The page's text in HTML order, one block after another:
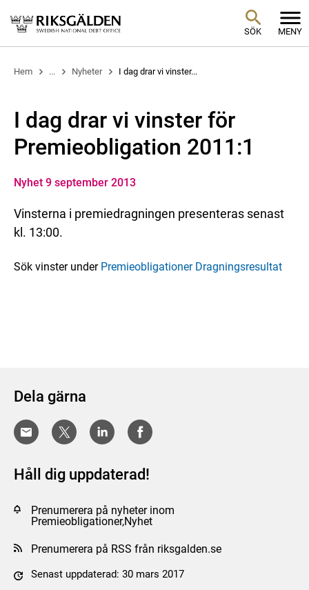
SÖK MENY
Hem ... Nyheter I dag drar vi vinster...
I dag drar vi vinster för
Premieobligation 2011:1
Nyhet 9 september 2013
Vinsterna i premiedragningen presenteras senast
kl. 13:00.
Sök vinster under Premieobligationer Dragningsresultat
Dela gärna
Håll dig uppdaterad!
Prenumerera på nyheter inom
Premieobligationer,Nyhet
Prenumerera på RSS från riksgalden.se
Senast uppdaterad: 30 mars 2017